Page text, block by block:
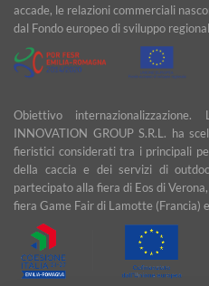
accade, le relazioni commerciali
dal Fondo europeo di sviluppo
Obiettivo
INNOVATION GROUP S.R.L. ha
fieristici considerati tra i principali
della caccia e dei servizi di
partecipato alla fiera di Eos di
fiera Game Fair di Lamotte (Francia)